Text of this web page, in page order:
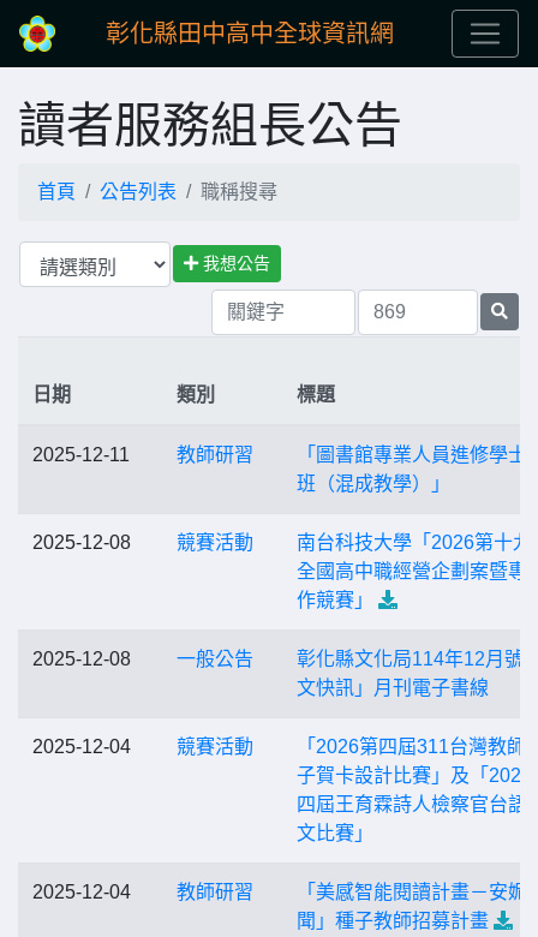
彰化縣田中高中全球資訊網
讀者服務組長公告
首頁 公告列表 職稱搜尋
我想公告
日期 類別 標題
2025-12-11 教師研習
「圖書館專業人員進修學士
班（混成教學）」
2025-12-08 競賽活動
南台科技大學「2026第十九
全國高中職經營企劃案暨專
作競賽」
2025-12-08 一般公告
彰化縣文化局114年12月號
文快訊」月刊電子書線
2025-12-04 競賽活動
「2026第四屆311台灣教師
子賀卡設計比賽」及「2026
四屆王育霖詩人檢察官台語
文比賽」
2025-12-04 教師研習
「美感智能閱讀計畫－安妮
聞」種子教師招募計畫